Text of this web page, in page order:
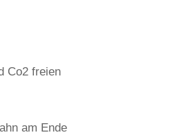
Co2 freien
am Ende